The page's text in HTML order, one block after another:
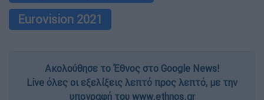
Eurovision 2021
Ακολούθησε το Έθνος στο Google News!
Live όλες οι εξελίξεις λεπτό προς λεπτό, με την
υπογραφή του www.ethnos.gr